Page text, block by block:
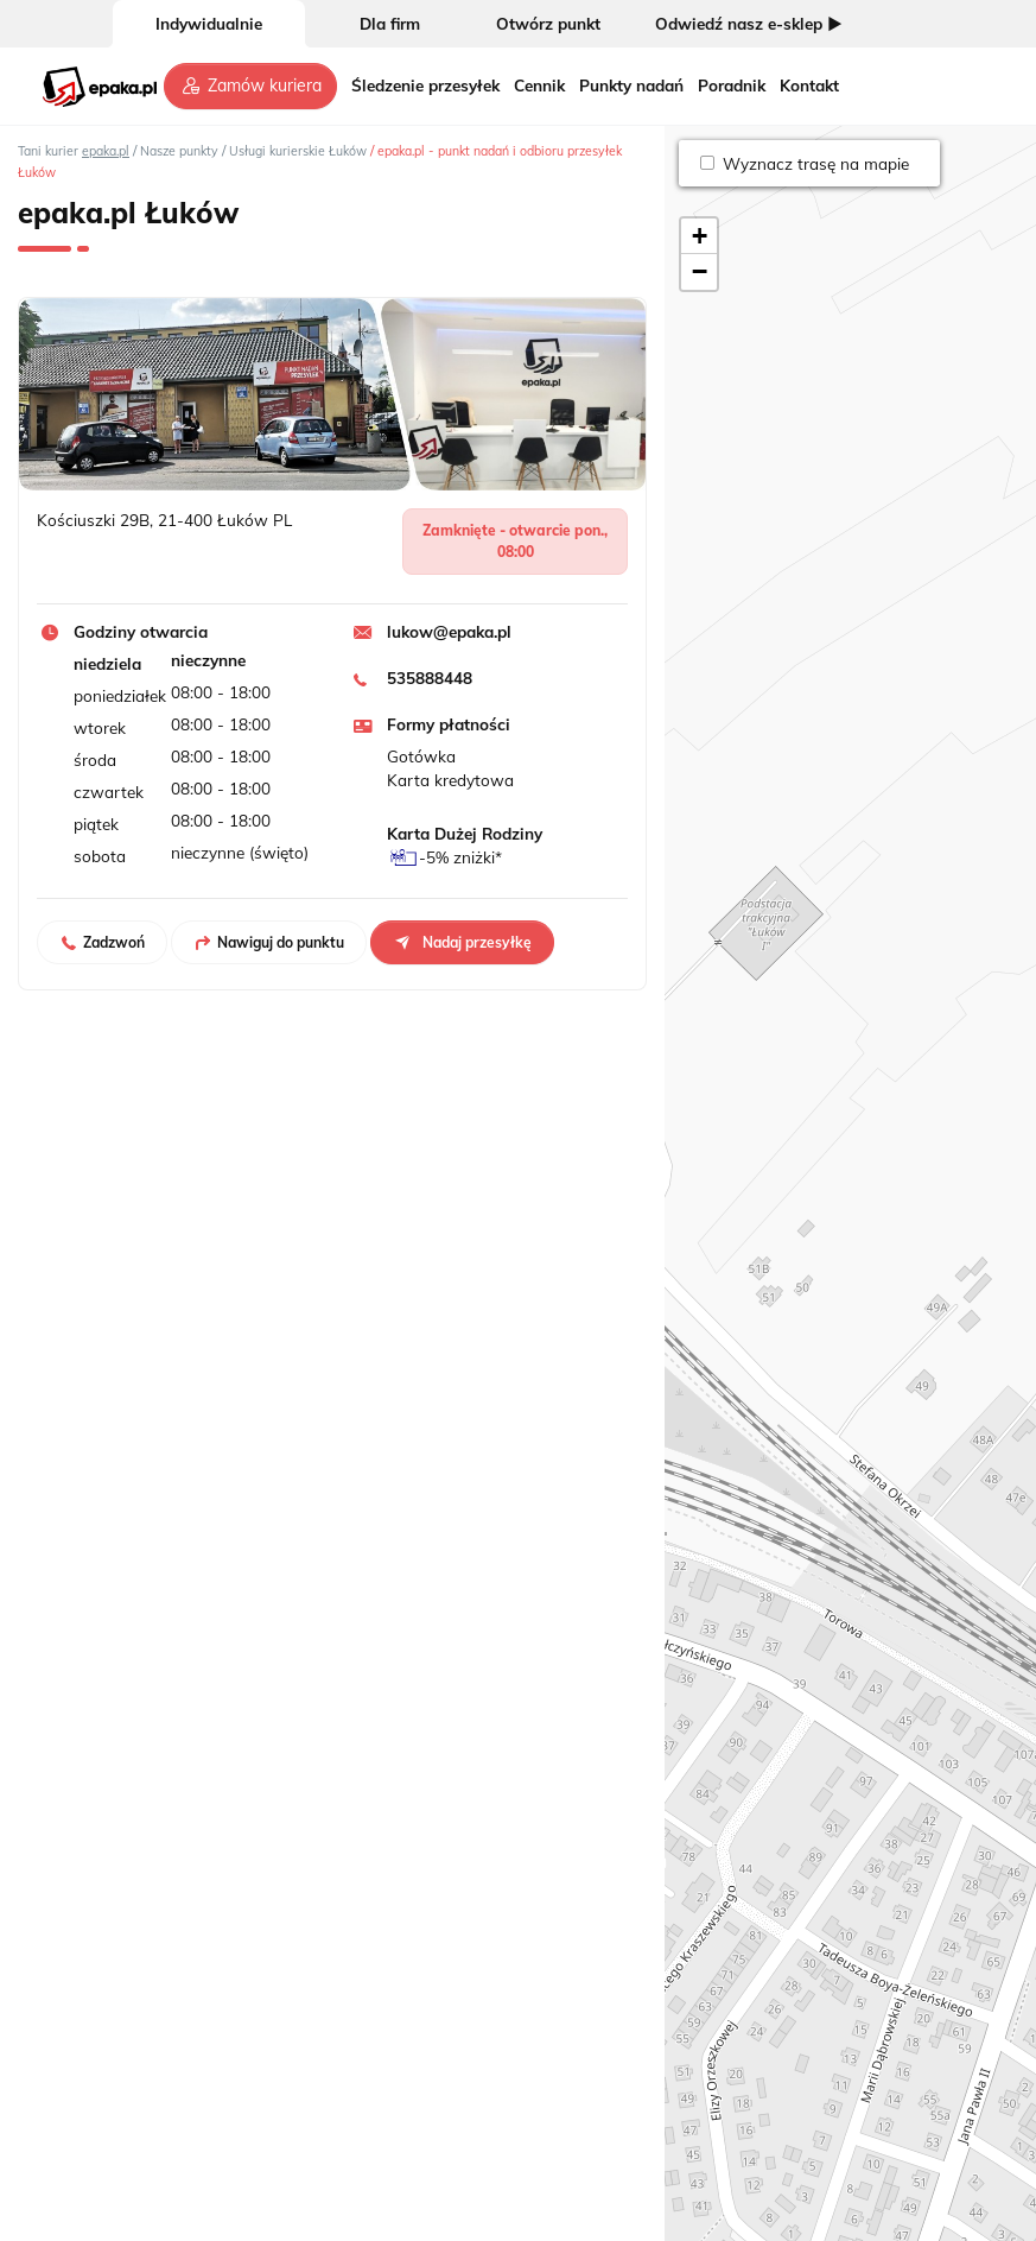
Indywidualnie Dla firm Otwórz punkt Odwiedź nasz e-sklep ►
Zamów kuriera Śledzenie przesyłek Cennik Punkty nadań Poradnik Kontakt
Tani kurier epaka.pl / Nasze punkty / Usługi kurierskie Łuków / epaka.pl - punkt nadań i odbioru przesyłek
Łuków
epaka.pl Łuków
Kościuszki 29B, 21-400 Łuków PL
Zamknięte - otwarcie pon.,
08:00
Godziny otwarcia
niedziela
nieczynne
poniedziałek 08:00 - 18:00
wtorek
08:00 - 18:00
środa
08:00 - 18:00
czwartek
08:00 - 18:00
piątek
08:00 - 18:00
sobota
nieczynne (święto)
lukow@epaka.pl
535888448
Formy płatności
Gotówka
Karta kredytowa
Karta Dużej Rodziny
-5% zniżki*
Zadzwoń Nawiguj do punktu Nadaj przesyłkę
Wyznacz trasę na mapie
+
−